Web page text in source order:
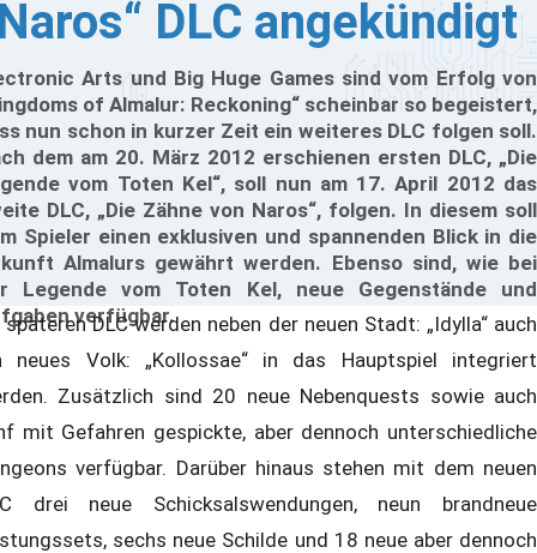
DLC angekündigt
Arts und Big Huge Games sind vom Erfolg von
of Almalur: Reckoning“ scheinbar so begeistert,
nun schon in kurzer Zeit ein weiteres DLC folgen soll.
dem am 20. März 2012 erschienen ersten DLC, „Die
vom Toten Kel“, soll nun am 17. April 2012 das
DLC, „Die Zähne von Naros“, folgen. In diesem soll
Spieler einen exklusiven und spannenden Blick in die
Almalurs gewährt werden. Ebenso sind, wie bei
Legende vom Toten Kel, neue Gegenstände und
verfügbar.
DLC werden neben der neuen Stadt: „Idylla“ auch
neues Volk: „Kollossae“ in das Hauptspiel integriert
Zusätzlich sind 20 neue Nebenquests sowie auch
mit Gefahren gespickte, aber dennoch unterschiedliche
verfügbar. Darüber hinaus stehen mit dem neuen
drei neue Schicksalswendungen, neun brandneue
sechs neue Schilde und 18 neue aber dennoch